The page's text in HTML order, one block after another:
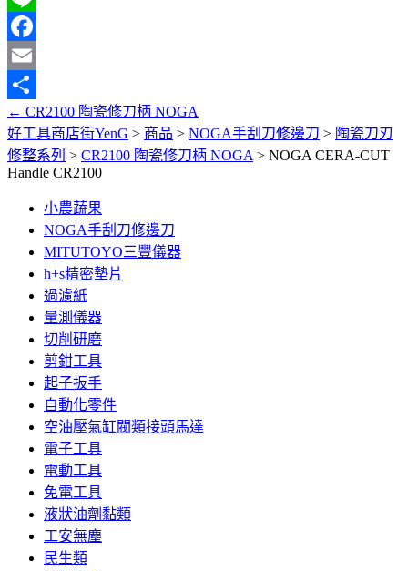
Line
Facebook
Email
分
享
← CR2100 陶瓷修刀柄 NOGA
好工具商店街YenG > 商品 > NOGA手刮刀修邊刀 > 陶瓷刀刃
修整系列 > CR2100 陶瓷修刀柄 NOGA > NOGA CERA-CUT
Handle CR2100
小農蔬果
NOGA手刮刀修邊刀
MITUTOYO三豐儀器
h+s精密墊片
過濾紙
量測儀器
切削研磨
剪鉗工具
起子扳手
自動化零件
空油壓氣缸閥類接頭馬達
電子工具
電動工具
免電工具
液狀油劑黏類
工安無塵
民生類